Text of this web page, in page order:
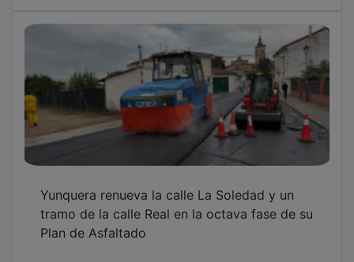
tramo de la calle Real en la octava fase de su
Plan de Asfaltado